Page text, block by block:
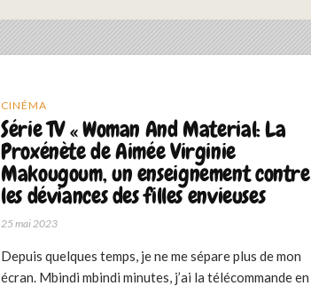
CINÉMA
Série TV « Woman And Material: La
Proxénète de Aimée Virginie
Makougoum, un enseignement contre
les déviances des filles envieuses
25 mai 2023
Depuis quelques temps, je ne me sépare plus de mon
écran. Mbindi mbindi minutes, j’ai la télécommande en